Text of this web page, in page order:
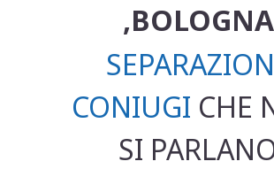
,BOLOGNA
CONIUGI CHE
SI